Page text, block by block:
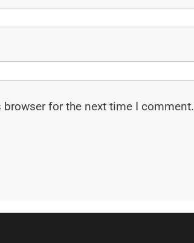
for the next time I comment.